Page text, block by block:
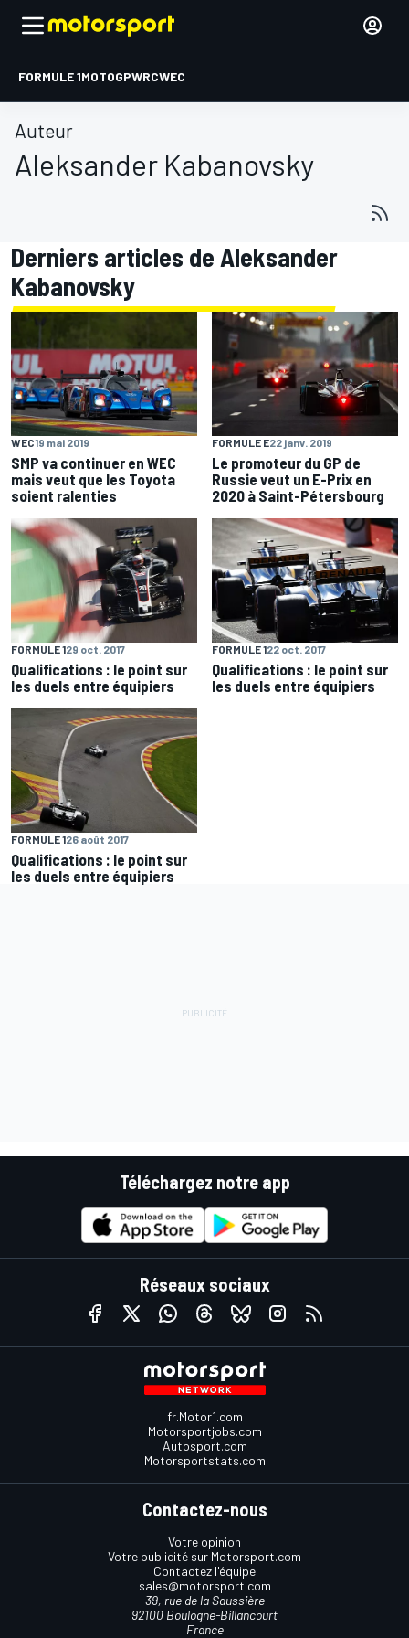
FORMULE 1MOTOGPWRCWEC
Auteur
Aleksander Kabanovsky
Derniers articles de Aleksander
Kabanovsky
WEC19 mai 2019
SMP va continuer en WEC
mais veut que les Toyota
soient ralenties
FORMULE E22 janv. 2019
Le promoteur du GP de
Russie veut un E-Prix en
2020 à Saint-Pétersbourg
FORMULE 129 oct. 2017
Qualifications : le point sur
les duels entre équipiers
FORMULE 122 oct. 2017
Qualifications : le point sur
les duels entre équipiers
FORMULE 126 août 2017
Qualifications : le point sur
les duels entre équipiers
Téléchargez notre app
Réseaux sociaux
fr.Motor1.com
Motorsportjobs.com
Autosport.com
Motorsportstats.com
Contactez-nous
Votre opinion
Votre publicité sur Motorsport.com
Contactez l'équipe
sales@motorsport.com
39, rue de la Saussière
92100 Boulogne-Billancourt
France